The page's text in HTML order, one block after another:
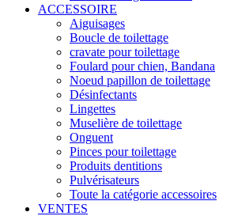
ACCESSOIRE
Aiguisages
Boucle de toilettage
cravate pour toilettage
Foulard pour chien, Bandana
Noeud papillon de toilettage
Désinfectants
Lingettes
Muselière de toilettage
Onguent
Pinces pour toilettage
Produits dentitions
Pulvérisateurs
Toute la catégorie accessoires
VENTES